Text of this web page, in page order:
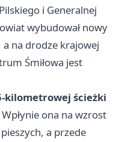
i Generalnej
wybudował nowy
na drodze krajowej
Śmiłowa jest
kilometrowej ścieżki
Wpłynie ona na wzrost
a przede